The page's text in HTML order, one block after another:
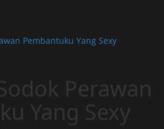
Pembantuku Yang Sexy
Perawan
Yang Sexy